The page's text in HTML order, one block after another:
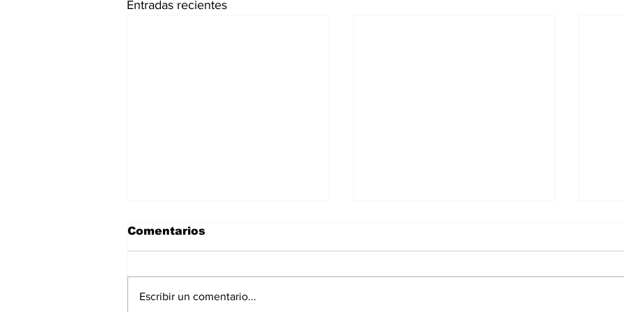
Entradas recientes
Comentarios
Escribir un comentario...